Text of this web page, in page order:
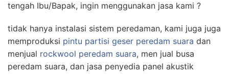
tengah Ibu/Bapak, ingin menggunakan jasa kami ?
tidak hanya instalasi sistem peredaman, kami juga juga
memproduksi pintu partisi geser peredam suara dan
menjual rockwool peredam suara, men jual busa
peredam suara, dan jasa penyedia panel akustik